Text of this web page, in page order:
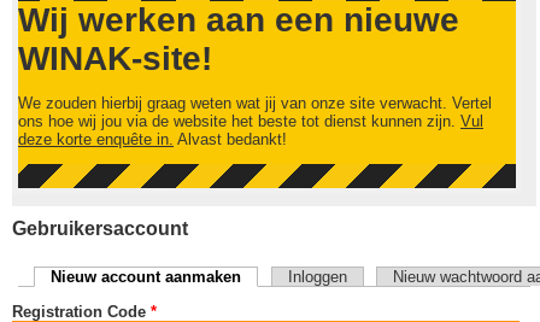
Wij werken aan een nieuwe
WINAK-site!
We zouden hierbij graag weten wat jij van onze site verwacht. Vertel
ons hoe wij jou via de website het beste tot dienst kunnen zijn. Vul
deze korte enquête in. Alvast bedankt!
Gebruikersaccount
Primaire tabs
Nieuw account aanmaken (actieve tabblad)
Inloggen
Nieuw wachtwoord
Registration Code *